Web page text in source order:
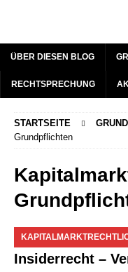
ÜBER DIESEN BLOG
RECHTSPRECHUNG
STARTSEITE
Grundpflichten
Insiderrecht –